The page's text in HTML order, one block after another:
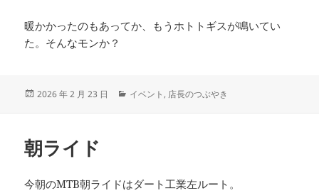
暖かかったのもあってか、もうホトトギスが鳴いてい
た。そんなモンか？
投
2026 年 2 月 23 日
カ
イベント , 店長のつぶやき
朝ライド
今朝のMTB朝ライドはダート工業左ルート。